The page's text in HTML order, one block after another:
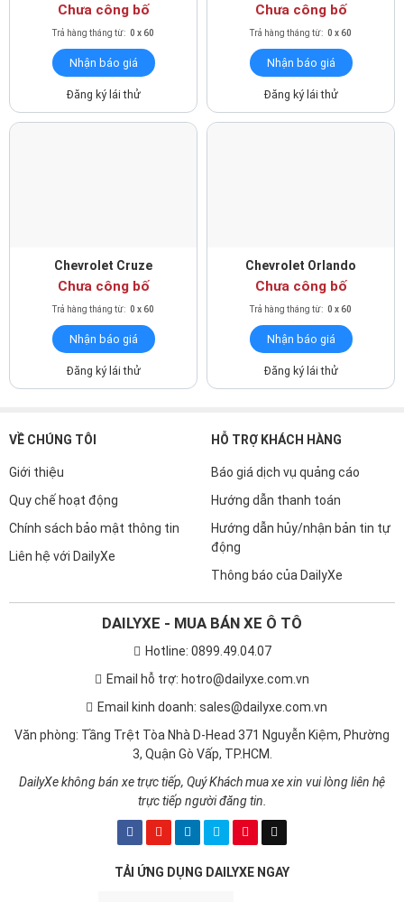
Sức mạnh tối thượng
Hộp số tự động 6 cấp
An toàn
An toàn tin cậy
Captiva Revv còn bảo vệ bạn và người thân trong mỗi chuyến đi.
Chưa công bố
Trả hàng tháng từ: 0 x 60
Nhận báo giá
Đăng ký lái thử
Chưa công bố
Trả hàng tháng từ: 0 x 60
Nhận báo giá
Đăng ký lái thử
Chevrolet Cruze
Chưa công bố
Trả hàng tháng từ: 0 x 60
Nhận báo giá
Đăng ký lái thử
Chevrolet Orlando
Chưa công bố
Trả hàng tháng từ: 0 x 60
Nhận báo giá
Đăng ký lái thử
VỀ CHÚNG TÔI
Giới thiệu
Quy chế hoạt động
Chính sách bảo mật thông tin
Liên hệ với DailyXe
HỖ TRỢ KHÁCH HÀNG
Báo giá dịch vụ quảng cáo
Hướng dẫn thanh toán
Hướng dẫn hủy/nhận bản tin tự
động
Thông báo của DailyXe
DAILYXE - MUA BÁN XE Ô TÔ
Hotline: 0899.49.04.07
Email hỗ trợ: hotro@dailyxe.com.vn
Email kinh doanh: sales@dailyxe.com.vn
Văn phòng: Tầng Trệt Tòa Nhà D-Head 371 Nguyễn Kiệm, Phường
3, Quận Gò Vấp, TP.HCM.
DailyXe không bán xe trực tiếp, Quý Khách mua xe xin vui lòng liên hệ
trực tiếp người đăng tin.
TẢI ỨNG DỤNG DAILYXE NGAY